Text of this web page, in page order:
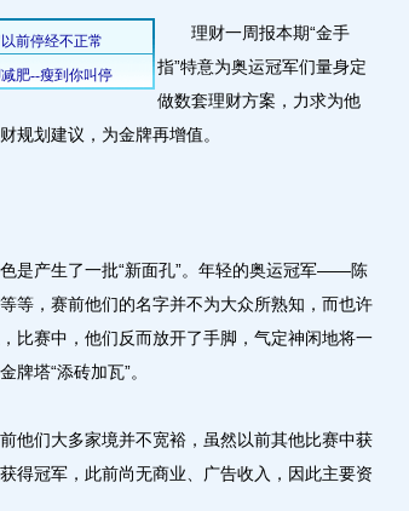
理财一周报本期“金手
指”特意为奥运冠军们量身定
做数套理财方案，力求为他
规划建议，为金牌再增值。
产生了一批“新面孔”。年轻的奥运冠军——陈
等，赛前他们的名字并不为大众所熟知，而也许
比赛中，他们反而放开了手脚，气定神闲地将一
塔“添砖加瓦”。
们大多家境并不宽裕，虽然以前其他比赛中获
得冠军，此前尚无商业、广告收入，因此主要资